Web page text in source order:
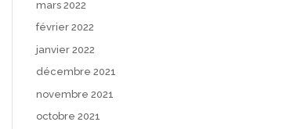
mars 2022
février 2022
janvier 2022
décembre 2021
novembre 2021
octobre 2021